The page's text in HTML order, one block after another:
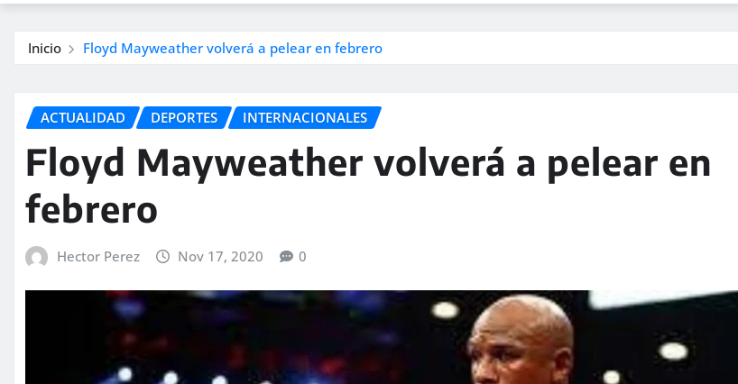
Inicio Floyd Mayweather volverá a pelear en febrero
ACTUALIDAD DEPORTES INTERNACIONALES
Floyd Mayweather volverá a pelear en
febrero
Hector Perez Nov 17, 2020 0